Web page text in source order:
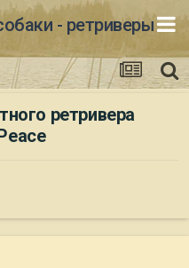
- ретриверы
ретривера